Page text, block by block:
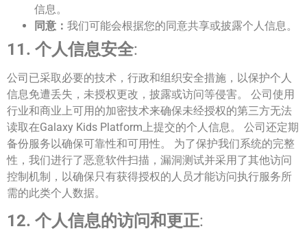
信息。
同意： 我们可能会根据您的同意共享或披露个人信息。
11. 个人信息安全:
公司已采取必要的技术，行政和组织安全措施，以保护个人
信息免遭丢失，未授权更改，披露或访问等侵害。 公司使用
行业和商业上可用的加密技术来确保未经授权的第三方无法
读取在Galaxy Kids Platform上提交的个人信息。 公司还定期
备份服务以确保可靠性和可用性。 为了保护我们系统的完整
性，我们进行了恶意软件扫描，漏洞测试并采用了其他访问
控制机制，以确保只有获得授权的人员才能访问执行服务所
需的此类个人数据。
12. 个人信息的访问和更正: